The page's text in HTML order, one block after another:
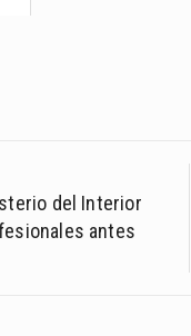
del Interior
antes